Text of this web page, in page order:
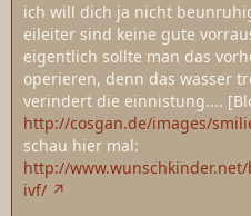
ich will dich ja nicht
eileiter sind keine gute
eigentlich sollte man das
operieren, denn das wasser
verindert die einnistung....
http://cosgan.de/images/
schau hier mal:
http://
ivf/